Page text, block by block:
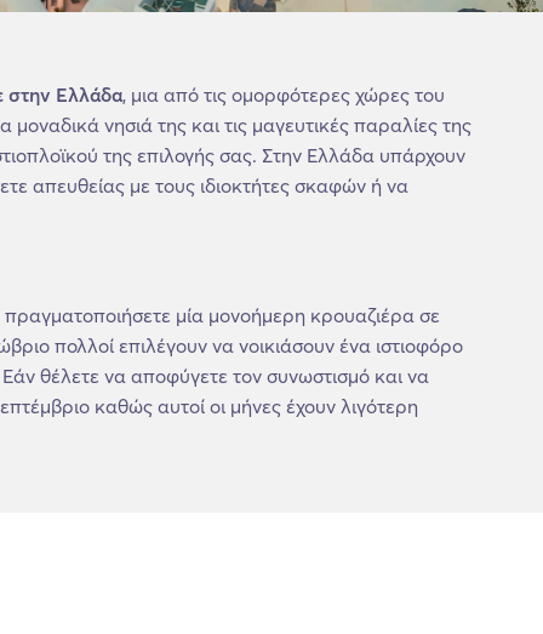
στην Ελλάδα, μια από τις ομορφότερες χώρες του
νησιά της και τις μαγευτικές παραλίες της
της επιλογής σας. Στην Ελλάδα υπάρχουν
απευθείας με τους ιδιοκτήτες σκαφών ή να
μία μονοήμερη κρουαζιέρα σε
πολλοί επιλέγουν να νοικιάσουν ένα ιστιοφόρο
θέλετε να αποφύγετε τον συνωστισμό και να
καθώς αυτοί οι μήνες έχουν λιγότερη